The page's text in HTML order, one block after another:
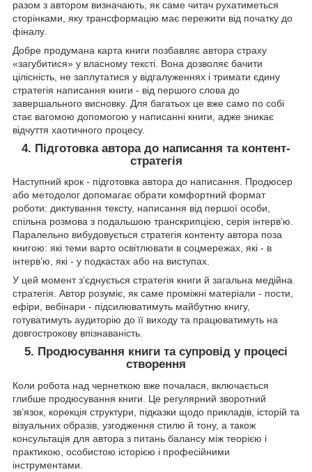
разом з автором визначають, як саме читач рухатиметься
сторінками, яку трансформацію має пережити від початку до
фіналу.
Добре продумана карта книги позбавляє автора страху
«загубитися» у власному тексті. Вона дозволяє бачити
цілісність, не заплутатися у відгалуженнях і тримати єдину
стратегія написання книги - від першого слова до
завершального висновку. Для багатьох це вже само по собі
стає вагомою допомогою у написанні книги, адже зникає
відчуття хаотичного процесу.
4. Підготовка автора до написання та контент-
стратегія
Наступний крок - підготовка автора до написання. Продюсер
або методолог допомагає обрати комфортний формат
роботи: диктування тексту, написання від першої особи,
спільна розмова з подальшою транскрипцією, серія інтерв’ю.
Паралельно вибудовується стратегія контенту автора поза
книгою: які теми варто освітлювати в соцмережах, які - в
інтерв’ю, які - у подкастах або на виступах.
У цей момент з’єднується стратегія книги й загальна медійна
стратегія. Автор розуміє, як саме проміжні матеріали - пости,
ефіри, вебінари - підсилюватимуть майбутню книгу,
готуватимуть аудиторію до її виходу та працюватимуть на
довгострокову впізнаваність.
5. Продюсування книги та супровід у процесі
створення
Коли робота над чернеткою вже почалася, включається
глибше продюсування книги. Це регулярний зворотний
зв’язок, корекція структури, підказки щодо прикладів, історій та
візуальних образів, узгодження стилю й тону, а також
консультація для автора з питань балансу між теорією і
практикою, особистою історією і професійними
інструментами.